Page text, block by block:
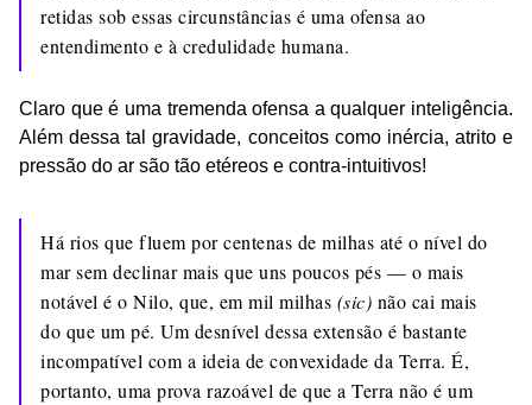
retidas sob essas circunstâncias é uma ofensa ao
entendimento e à credulidade humana.
Claro que é uma tremenda ofensa a qualquer inteligência.
Além dessa tal gravidade, conceitos como inércia, atrito e
pressão do ar são tão etéreos e contra-intuitivos!
Há rios que fluem por centenas de milhas até o nível do
mar sem declinar mais que uns poucos pés — o mais
notável é o Nilo, que, em mil milhas (sic) não cai mais
do que um pé. Um desnível dessa extensão é bastante
incompatível com a ideia de convexidade da Terra. É,
portanto, uma prova razoável de que a Terra não é um